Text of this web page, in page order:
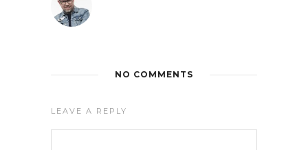
NO COMMENTS
LEAVE A REPLY